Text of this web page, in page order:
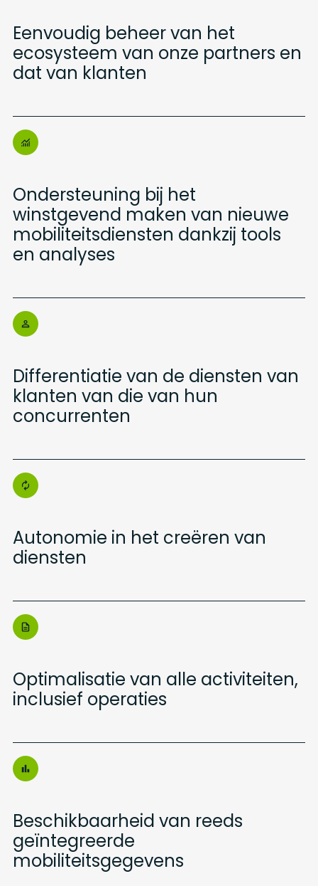
Eenvoudig beheer van het
ecosysteem van onze partners en
dat van klanten
Ondersteuning bij het
winstgevend maken van nieuwe
mobiliteitsdiensten dankzij tools
en analyses
Differentiatie van de diensten van
klanten van die van hun
concurrenten
Autonomie in het creëren van
diensten
Optimalisatie van alle activiteiten,
inclusief operaties
Beschikbaarheid van reeds
geïntegreerde
mobiliteitsgegevens